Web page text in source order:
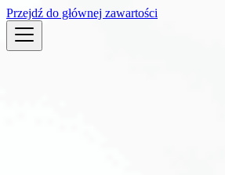
Przejdź do głównej zawartości